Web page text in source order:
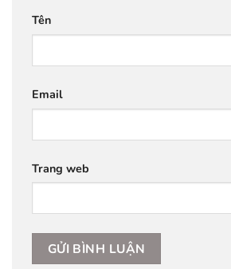
Tên
Email
Trang web